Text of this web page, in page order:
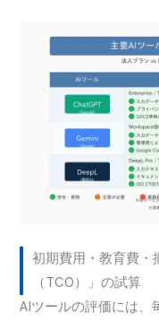
初期費用・教育費・
（TCO）」の試算
AIツールの評価には、